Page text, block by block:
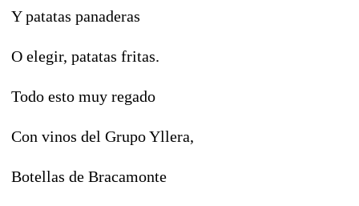
Y patatas panaderas
O elegir, patatas fritas.
Todo esto muy regado
Con vinos del Grupo Yllera,
Botellas de Bracamonte